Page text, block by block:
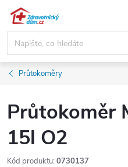
Přejít
obsah
Průtokoměry
Průtokoměr
15l O2
Kód produktu: 0730137